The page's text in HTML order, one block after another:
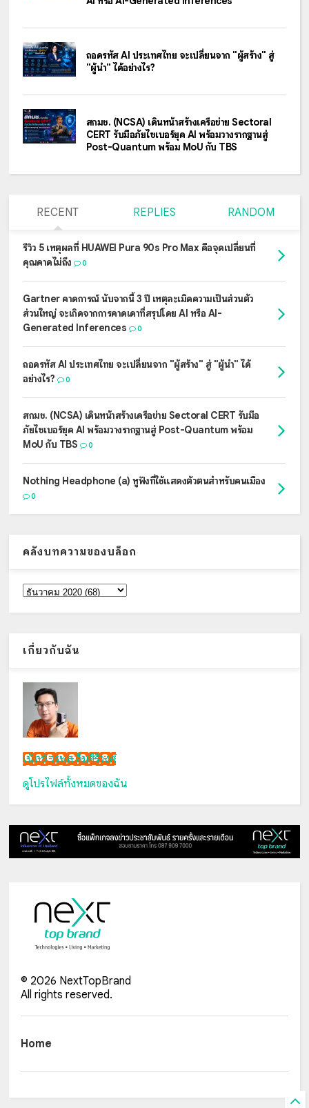
ถอดรหัส AI ประเทศไทย จะเปลี่ยนจาก "ผู้สร้าง" สู่
"ผู้นำ" ได้อย่างไร?
สกมช. (NCSA) เดินหน้าสร้างเครือข่าย Sectoral
CERT รับมือภัยไซเบอร์ยุค AI พร้อมวางรากฐานสู่
Post-Quantum พร้อม MoU กับ TBS
RECENT REPLIES RANDOM
รีวิว 5 เหตุผลที่ HUAWEI Pura 90s Pro Max คือจุดเปลี่ยนที่
คุณคาดไม่ถึง
0
Gartner คาดการณ์ นับจากนี้ 3 ปี เหตุละเมิดความเป็นส่วนตัว
ส่วนใหญ่ จะเกิดจากการคาดเดาที่สรุปโดย AI หรือ AI-
Generated Inferences
0
ถอดรหัส AI ประเทศไทย จะเปลี่ยนจาก "ผู้สร้าง" สู่ "ผู้นำ" ได้
อย่างไร?
0
สกมช. (NCSA) เดินหน้าสร้างเครือข่าย Sectoral CERT รับมือ
ภัยไซเบอร์ยุค AI พร้อมวางรากฐานสู่ Post-Quantum พร้อม
MoU กับ TBS
0
Nothing Headphone (a) หูฟังที่ใช้แสดงตัวตนสำหรับคนเมือง
0
คลังบทความของบล็อก
เกี่ยวกับฉัน
เน็กซ์ วรพล ลิ่มศิริวงศ์
ดูโปรไฟล์ทั้งหมดของฉัน
© 2026 NextTopBrand
All rights reserved.
Home